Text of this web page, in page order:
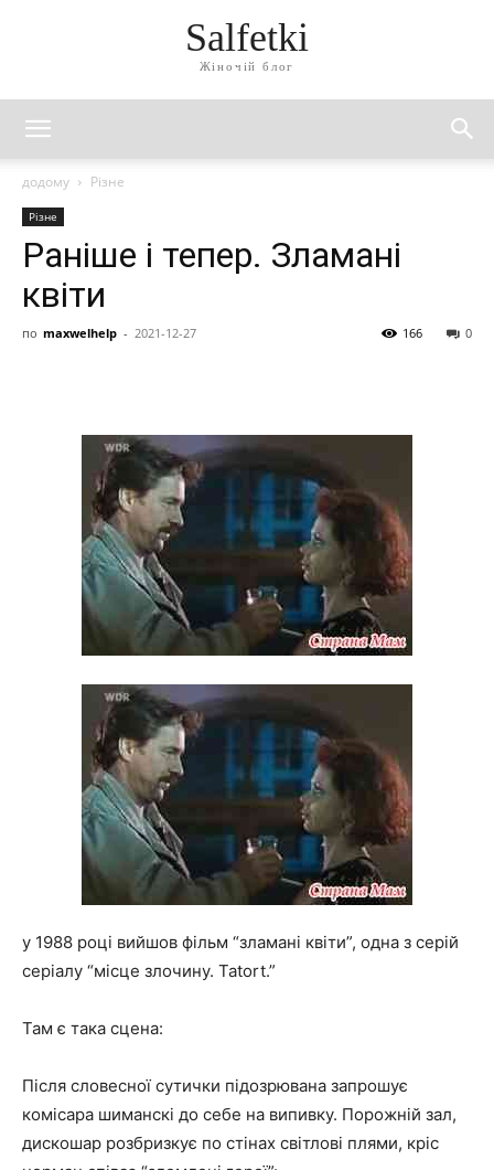
Salfetki
Жіночій блог
додому Різне
Різне
Раніше і тепер. Зламані
квіти
по maxwelhelp - 2021-12-27 0
166
у 1988 році вийшов фільм “зламані квіти”, одна з серій
серіалу “місце злочину. Tatort.”
Там є така сцена:
Після словесної сутички підозрювана запрошує
комісара шиманскі до себе на випивку. Порожній зал,
дискошар розбризкує по стінах світлові плями, кріс